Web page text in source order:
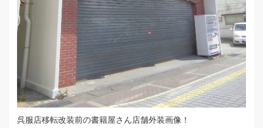
呉服店移転改装前の書籍屋さん店舗外装画像！